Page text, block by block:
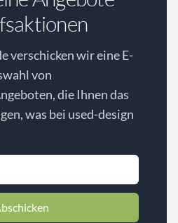
verschicken wir eine E-
von
die Ihnen das
was bei used-design